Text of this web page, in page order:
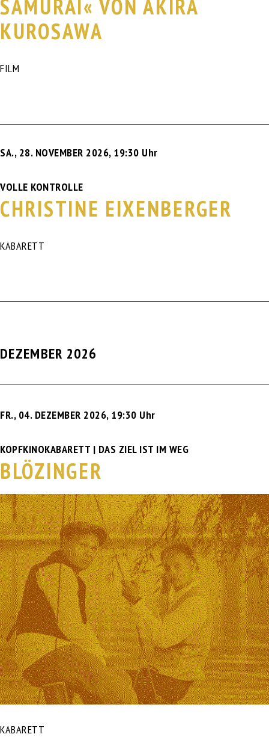
SAMURAI« VON AKIRA
KUROSAWA
FILM
SA., 28. NOVEMBER 2026, 19:30 Uhr
VOLLE KONTROLLE
CHRISTINE EIXENBERGER
KABARETT
DEZEMBER 2026
FR., 04. DEZEMBER 2026, 19:30 Uhr
KOPFKINOKABARETT | DAS ZIEL IST IM WEG
BLÖZINGER
KABARETT